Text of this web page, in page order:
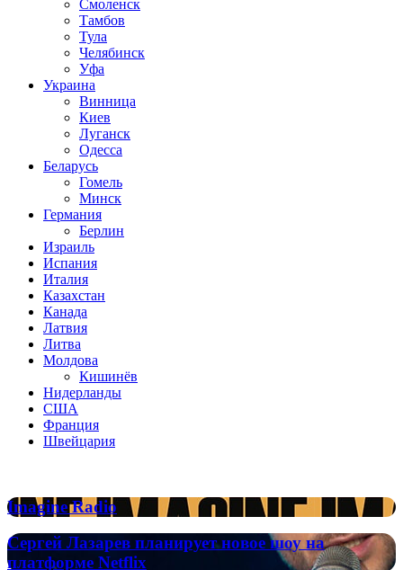
Смоленск
Тамбов
Тула
Челябинск
Уфа
Украина
Винница
Киев
Луганск
Одесса
Беларусь
Гомель
Минск
Германия
Берлин
Израиль
Испания
Италия
Казахстан
Канада
Латвия
Литва
Молдова
Кишинёв
Нидерланды
США
Франция
Швейцария
Imagine
Radio
Imagine Radio
Сергей
Лазарев
Сергей Лазарев планирует новое шоу на
платформе Netflix